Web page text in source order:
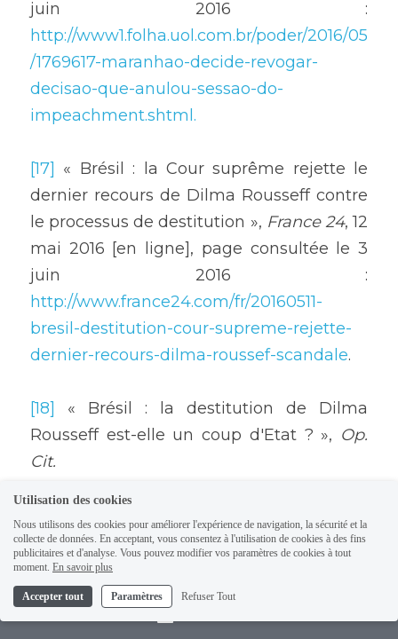
http://www1.folha.uol.com.br/poder/2016/05
/1769617-maranhao-decide-revogar-
decisao-que-anulou-sessao-do-
impeachment.shtml.
[17] « Brésil : la Cour suprême rejette le
dernier recours de Dilma Rousseff contre
le processus de destitution », France 24, 12
mai 2016 [en ligne], page consultée le 3
http://www.france24.com/fr/20160511-
bresil-destitution-cour-supreme-rejette-
dernier-recours-dilma-roussef-scandale.
[18]
« Brésil : la destitution de Dilma
Rousseff est-elle un coup d'Etat ? », Op.
Cit.
Les opinions et interprétations exprimées dans les
publications engagent la seule responsabilité de
leurs auteurs, dans le respect de l'article 3 des
statuts de l'Institut Open Diplomacy et de sa charte
des valeurs.
Utilisation des cookies
Nous utilisons des cookies pour améliorer l'expérience de navigation, la sécurité et la
collecte de données. En acceptant, vous consentez à l'utilisation de cookies à des fins
publicitaires et d'analyse. Vous pouvez modifier vos paramètres de cookies à tout
moment. En savoir plus
Accepter tout Paramètres Refuser Tout